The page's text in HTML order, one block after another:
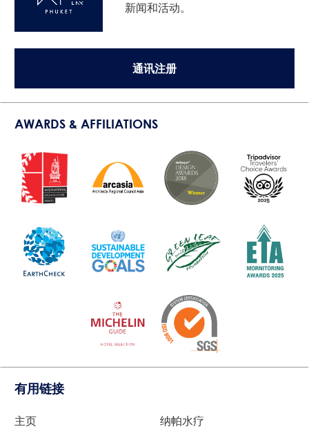
新闻和活动。
通讯注册
AWARDS & AFFILIATIONS
有用链接
主页
纳帕水疗